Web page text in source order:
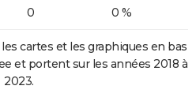
0 0 %
cartes et les graphiques en bas
et portent sur les années 2018 à
2023.